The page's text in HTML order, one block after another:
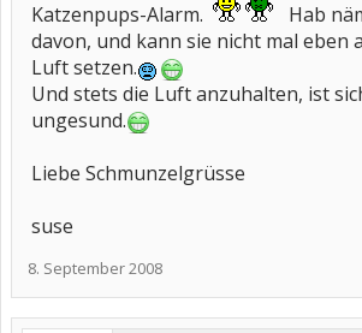
Katzenpups-Alarm.
Hab
davon, und kann sie nicht mal eben
Luft setzen.
Und stets die Luft anzuhalten, ist
ungesund.
Liebe Schmunzelgrüsse
suse
8. September 2008